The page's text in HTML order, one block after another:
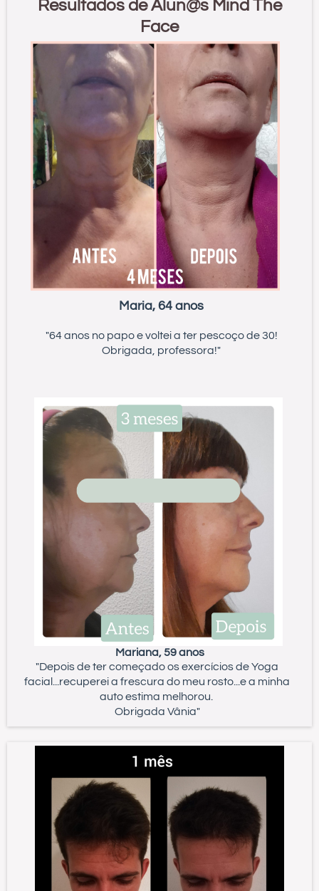
Resultados de Alun@s Mind The
Face
Maria, 64 anos
"64 anos no papo e voltei a ter pescoço de 30!
Obrigada, professora!"
Mariana, 59 anos
"Depois de ter começado os exercícios de Yoga
facial...recuperei a frescura do meu rosto...e a minha
auto estima melhorou.
Obrigada Vânia"